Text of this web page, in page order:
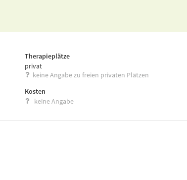
Therapieplätze
privat
keine Angabe zu freien privaten Plätzen
Kosten
keine Angabe